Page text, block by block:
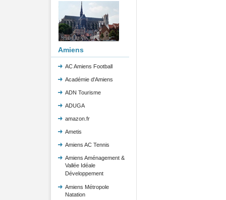
Amiens
AC Amiens Football
Académie d'Amiens
ADN Tourisme
ADUGA
amazon.fr
Ametis
Amiens AC Tennis
Amiens Aménagement &
Vallée Idéale
Développement
Amiens Métropole
Natation